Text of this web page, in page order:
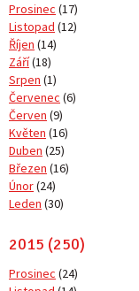
Prosinec (17)
Listopad (12)
Říjen (14)
Září(18)
Srpen (1)
Červenec (6)
Červen (9)
Květen (16)
Duben (25)
Březen (16)
Únor(24)
Leden (30)
2015 (250)
Prosinec (24)